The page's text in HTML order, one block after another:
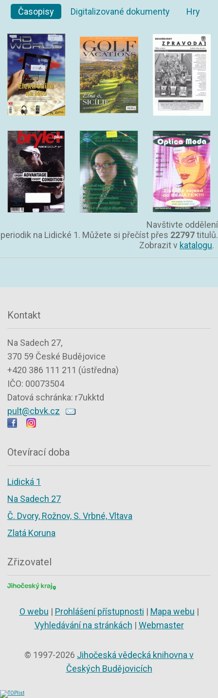
Časopisy
Digitalizované dokumenty Hry
Navštivte oddělení
periodik na Lidické 1. Můžete si přečíst přes 22797titulů.
Zobrazit v katalogu.
Kontakt
Na Sadech 27,
370 59 České Budějovice
+420 386 111 211 (ústředna)
IČO: 00073504
Datová schránka: r7ukktd
pult@cbvk.cz
Otevírací doba
Lidická 1
Na Sadech 27
Č. Dvory, Rožnov, S. Vrbné, Vltava
Zlatá Koruna
Zřizovatel
O webu | Prohlášení přístupnosti | Mapa webu |
Vyhledávání na stránkách | Webmaster
© 1997-2026 Jihočeská vědecká knihovna v
Českých Budějovicích